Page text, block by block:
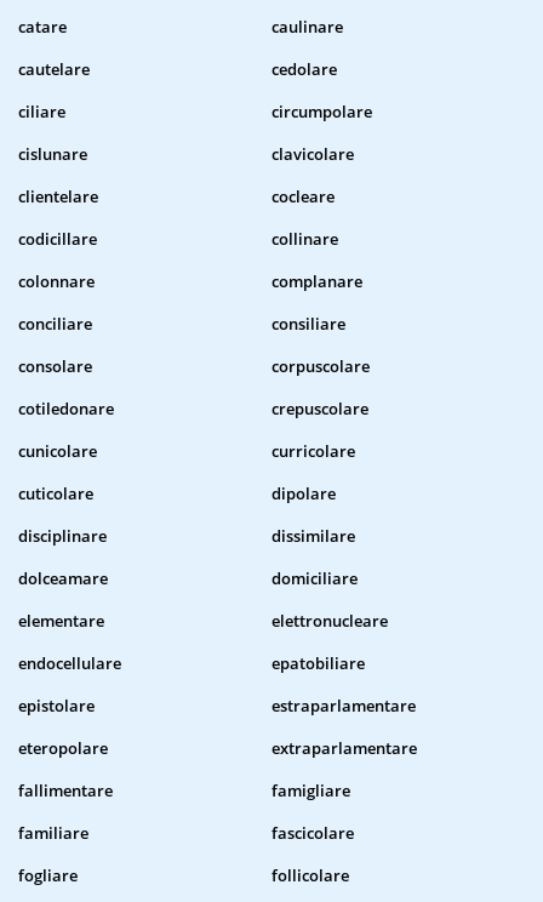
catare
caulinare
cautelare
cedolare
ciliare
circumpolare
cislunare
clavicolare
clientelare
cocleare
codicillare
collinare
colonnare
complanare
conciliare
consiliare
consolare
corpuscolare
cotiledonare
crepuscolare
cunicolare
curricolare
cuticolare
dipolare
disciplinare
dissimilare
dolceamare
domiciliare
elementare
elettronucleare
endocellulare
epatobiliare
epistolare
estraparlamentare
eteropolare
extraparlamentare
fallimentare
famigliare
familiare
fascicolare
fogliare
follicolare